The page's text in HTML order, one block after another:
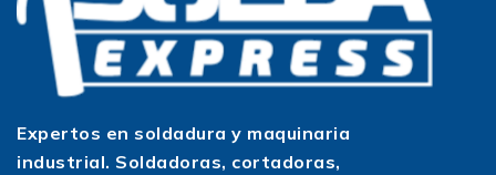
Expertos en soldadura y maquinaria
industrial. Soldadoras, cortadoras,